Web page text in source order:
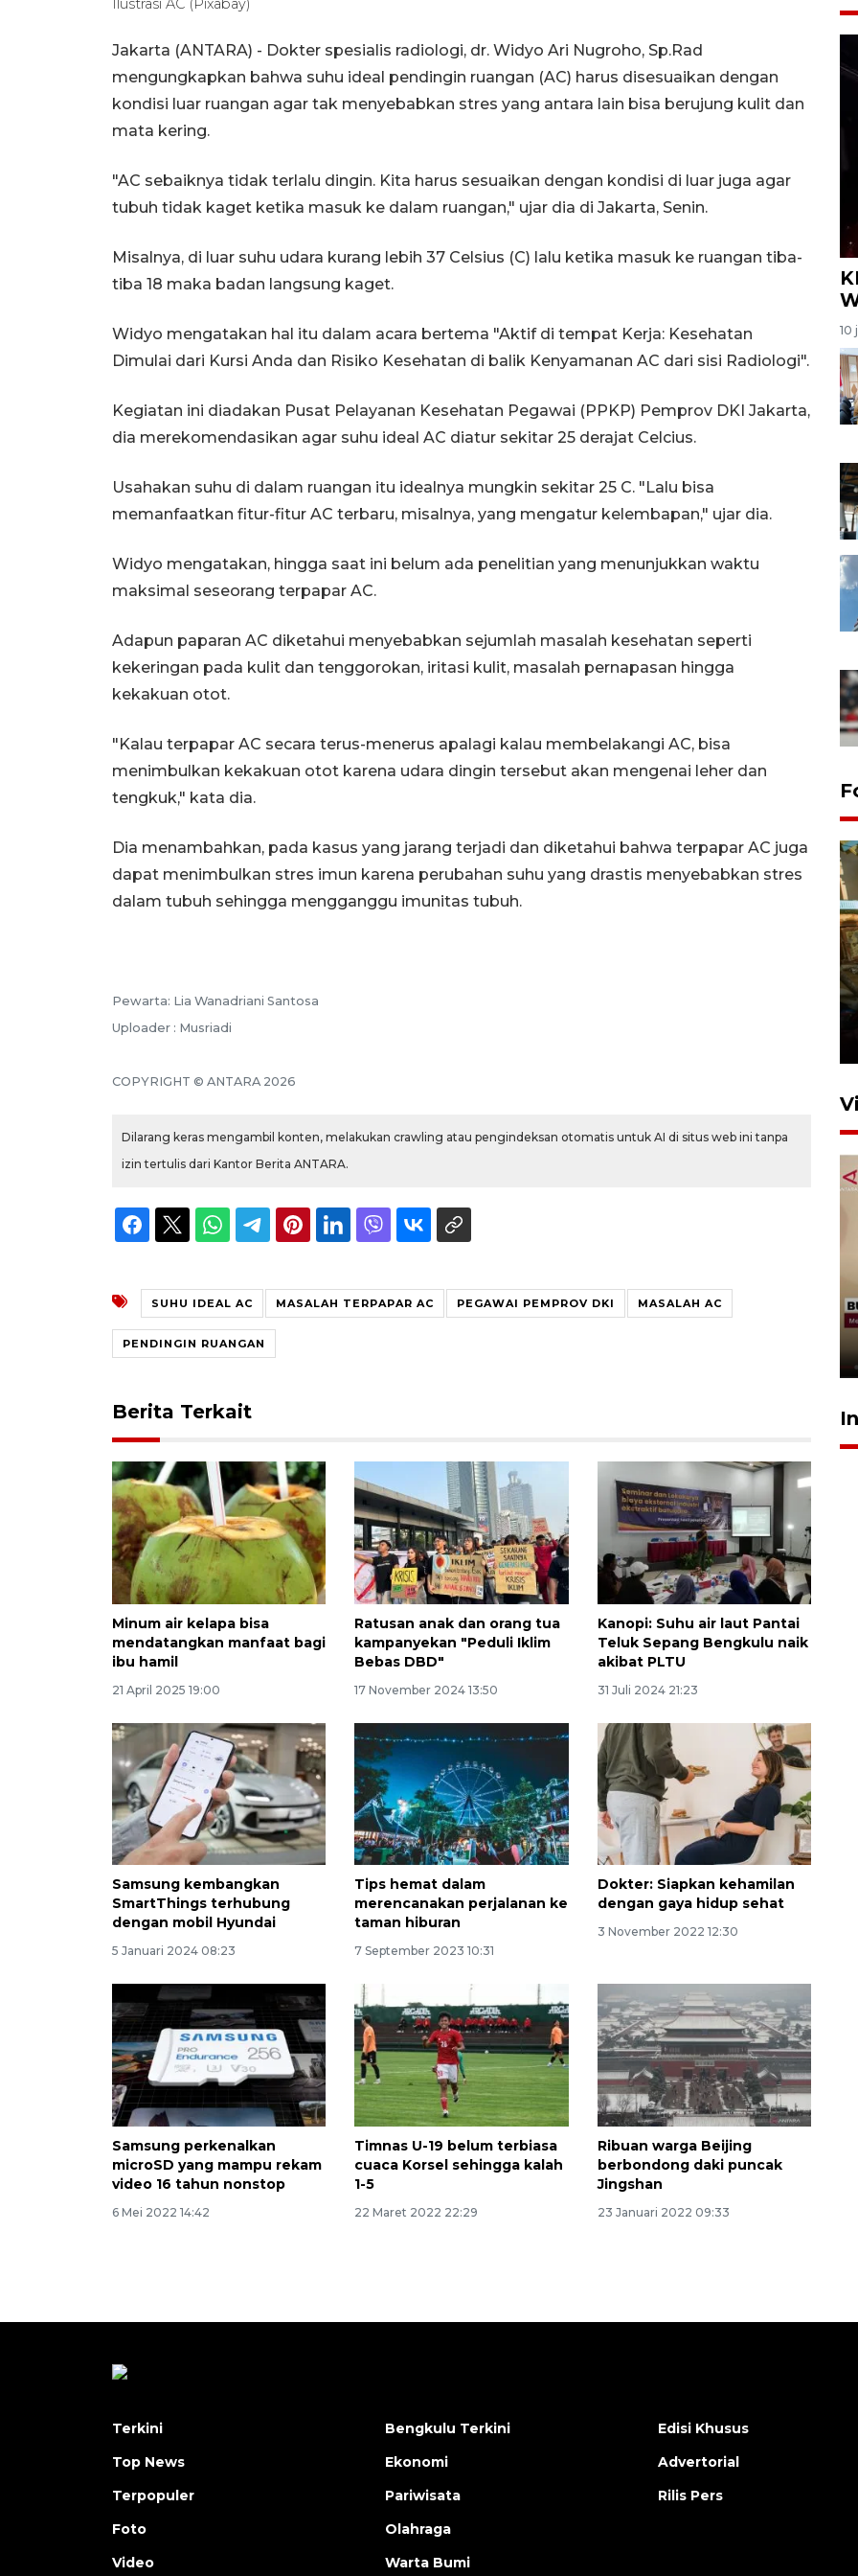
Ilustrasi AC (Pixabay)
Jakarta (ANTARA) - Dokter spesialis radiologi, dr. Widyo Ari Nugroho, Sp.Rad
mengungkapkan bahwa suhu ideal pendingin ruangan (AC) harus disesuaikan dengan
kondisi luar ruangan agar tak menyebabkan stres yang antara lain bisa berujung kulit dan
mata kering.
"AC sebaiknya tidak terlalu dingin. Kita harus sesuaikan dengan kondisi di luar juga agar
tubuh tidak kaget ketika masuk ke dalam ruangan," ujar dia di Jakarta, Senin.
Misalnya, di luar suhu udara kurang lebih 37 Celsius (C) lalu ketika masuk ke ruangan tiba-
tiba 18 maka badan langsung kaget.
Widyo mengatakan hal itu dalam acara bertema "Aktif di tempat Kerja: Kesehatan
Dimulai dari Kursi Anda dan Risiko Kesehatan di balik Kenyamanan AC dari sisi Radiologi".
Kegiatan ini diadakan Pusat Pelayanan Kesehatan Pegawai (PPKP) Pemprov DKI Jakarta,
dia merekomendasikan agar suhu ideal AC diatur sekitar 25 derajat Celcius.
Usahakan suhu di dalam ruangan itu idealnya mungkin sekitar 25 C. "Lalu bisa
memanfaatkan fitur-fitur AC terbaru, misalnya, yang mengatur kelembapan," ujar dia.
Widyo mengatakan, hingga saat ini belum ada penelitian yang menunjukkan waktu
maksimal seseorang terpapar AC.
Adapun paparan AC diketahui menyebabkan sejumlah masalah kesehatan seperti
kekeringan pada kulit dan tenggorokan, iritasi kulit, masalah pernapasan hingga
kekakuan otot.
"Kalau terpapar AC secara terus-menerus apalagi kalau membelakangi AC, bisa
menimbulkan kekakuan otot karena udara dingin tersebut akan mengenai leher dan
tengkuk," kata dia.
Dia menambahkan, pada kasus yang jarang terjadi dan diketahui bahwa terpapar AC juga
dapat menimbulkan stres imun karena perubahan suhu yang drastis menyebabkan stres
dalam tubuh sehingga mengganggu imunitas tubuh.
Pewarta: Lia Wanadriani Santosa
Uploader : Musriadi
COPYRIGHT © ANTARA 2026
Dilarang keras mengambil konten, melakukan crawling atau pengindeksan otomatis untuk AI di situs web ini tanpa
izin tertulis dari Kantor Berita ANTARA.
SUHU IDEAL AC MASALAH TERPAPAR AC PEGAWAI PEMPROV DKI MASALAH AC
PENDINGIN RUANGAN
Berita Terkait
Minum air kelapa bisa
mendatangkan manfaat bagi
ibu hamil
21 April 2025 19:00
Ratusan anak dan orang tua
kampanyekan "Peduli Iklim
Bebas DBD"
17 November 2024 13:50
Kanopi: Suhu air laut Pantai
Teluk Sepang Bengkulu naik
akibat PLTU
31 Juli 2024 21:23
Samsung kembangkan
SmartThings terhubung
dengan mobil Hyundai
5 Januari 2024 08:23
Tips hemat dalam
merencanakan perjalanan ke
taman hiburan
7 September 2023 10:31
Dokter: Siapkan kehamilan
dengan gaya hidup sehat
3 November 2022 12:30
Samsung perkenalkan
microSD yang mampu rekam
video 16 tahun nonstop
6 Mei 2022 14:42
Timnas U-19 belum terbiasa
cuaca Korsel sehingga kalah
1-5
22 Maret 2022 22:29
Ribuan warga Beijing
berbondong daki puncak
Jingshan
23 Januari 2022 09:33
10
KPK nyatakan analisis laporan
penolakan gratifikasi Menhut
Sinyal positif perekonomian
Indonesia
2026-08-05 15:00:00
Terkini
Top News
Terpopuler
Foto
Video
Bengkulu Terkini
Ekonomi
Pariwisata
Olahraga
Warta Bumi
Edisi Khusus
Advertorial
Rilis Pers